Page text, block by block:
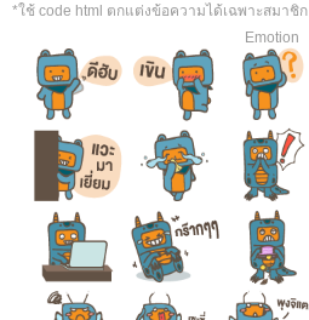
*ใช้ code html ตกแต่งข้อความได้เฉพาะสมาชิก
Emotion